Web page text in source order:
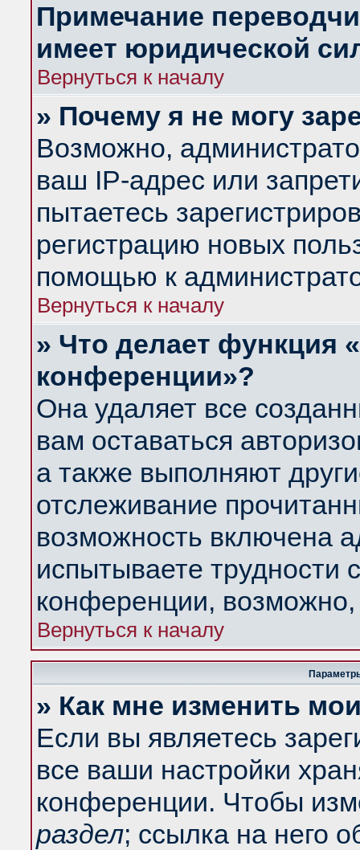
Примечание
имеет юридической
Вернуться к началу
» Почему я не могу
Возможно,
ваш IP-адрес или
пытаетесь
регистрацию новых
помощью к
Вернуться к началу
» Что делает функция
конференции»?
Она удаляет все
вам оставаться
а также выполняют
отслеживание
возможность включена
испытываете трудности
конференции,
Вернуться к началу
» Как мне изменить
Если вы являетесь
все ваши настройки
конференции. Чтобы
раздел; ссылка на него